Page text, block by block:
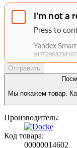
Отправить
Мы покажем товар.
Производитель:
Код товара:
00000014602